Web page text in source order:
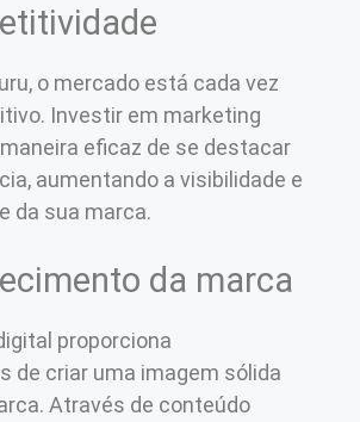
o mercado está cada vez
Investir em marketing
eficaz de se destacar
aumentando a visibilidade e
da sua marca.
da marca
proporciona
de criar uma imagem sólida
Através de conteúdo